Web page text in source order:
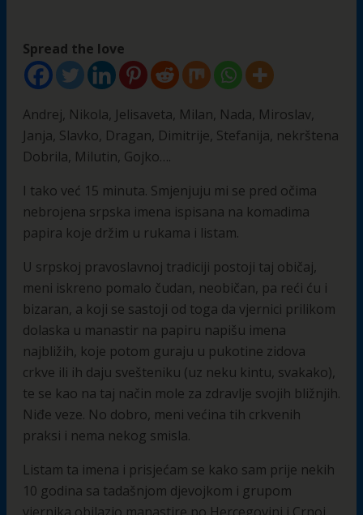
Spread the love
Andrej, Nikola, Jelisaveta, Milan, Nada, Miroslav,
Janja, Slavko, Dragan, Dimitrije, Stefanija, nekrštena
Dobrila, Milutin, Gojko….
I tako već 15 minuta. Smjenjuju mi se pred očima
nebrojena srpska imena ispisana na komadima
papira koje držim u rukama i listam.
U srpskoj pravoslavnoj tradiciji postoji taj običaj,
meni iskreno pomalo čudan, neobičan, pa reći ću i
bizaran, a koji se sastoji od toga da vjernici prilikom
dolaska u manastir na papiru napišu imena
najbližih, koje potom guraju u pukotine zidova
crkve ili ih daju svešteniku (uz neku kintu, svakako),
te se kao na taj način mole za zdravlje svojih bližnjih.
Niđe veze. No dobro, meni većina tih crkvenih
praksi i nema nekog smisla.
Listam ta imena i prisjećam se kako sam prije nekih
10 godina sa tadašnjom djevojkom i grupom